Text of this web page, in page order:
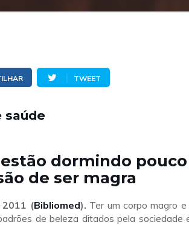
TWEET
saúde
dormindo pouco
de ser magra
2011 (Bibliomed). Ter um corpo magro e
de beleza ditados pela sociedade